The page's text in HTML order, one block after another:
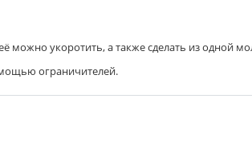
укоротить, а также сделать из одной
ограничителей.